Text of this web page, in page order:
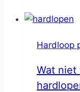
Hardloop
Wat niet